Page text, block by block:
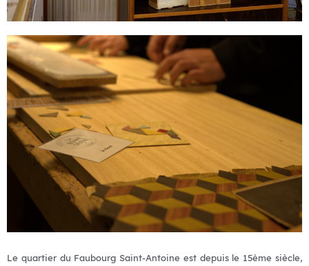
Le quartier du Faubourg Saint-Antoine est depuis le 15ème siècle,